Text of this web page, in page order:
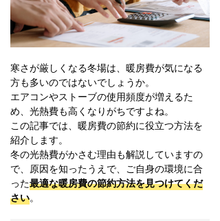
寒さが厳しくなる冬場は、暖房費が気になる
方も多いのではないでしょうか。
エアコンやストーブの使用頻度が増えるた
め、光熱費も高くなりがちですよね。
この記事では、暖房費の節約に役立つ方法を
紹介します。
冬の光熱費がかさむ理由も解説していますの
で、原因を知ったうえで、ご自身の環境に合
った最適な暖房費の節約方法を見つけてくだ
さい。